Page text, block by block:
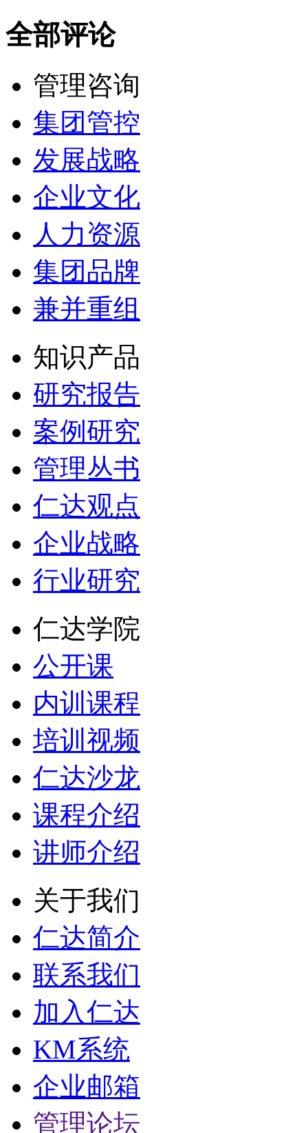
全部评论
管理咨询
集团管控
发展战略
企业文化
人力资源
集团品牌
兼并重组
知识产品
研究报告
案例研究
管理丛书
仁达观点
企业战略
行业研究
仁达学院
公开课
内训课程
培训视频
仁达沙龙
课程介绍
讲师介绍
关于我们
仁达简介
联系我们
加入仁达
KM系统
企业邮箱
管理论坛